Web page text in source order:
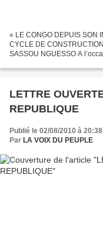
« LE CONGO DEPUIS SON
CYCLE DE
SASSOU NGUESSO A
CONCLUSIONS...
LETTRE
REPUBLIQUE
Publié le 02/08/2010 à 20:38
Par LA VOIX DU PEUPLE